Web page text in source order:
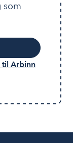
som
til Arbinn